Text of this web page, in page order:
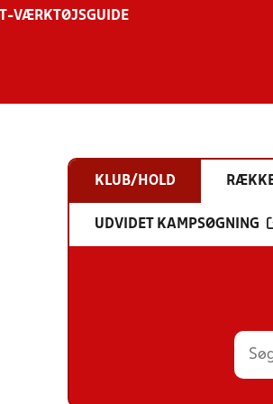
IT-VÆRKTØJSGUIDE
KLUB/HOLD
UDVIDET KAMPSØGNING